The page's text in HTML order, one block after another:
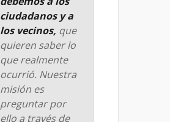
ciudadanos y a
los vecinos, que
quieren saber lo
que realmente
ocurrió. Nuestra
misión es
preguntar por
ello a través de